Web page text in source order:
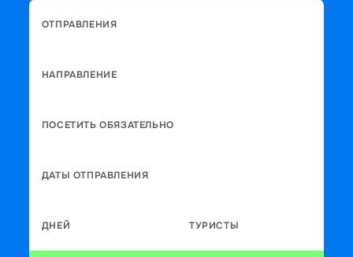
ОТПРАВЛЕНИЯ
НАПРАВЛЕНИЕ
ПОСЕТИТЬ ОБЯЗАТЕЛЬНО
ДАТЫ ОТПРАВЛЕНИЯ
ДНЕЙ ТУРИСТЫ